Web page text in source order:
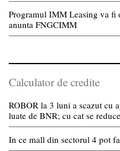
Programul IMM Leasing va fi
anunta FNGCIMM
Calculator de credite
ROBOR la 3 luni a scazut cu
luate de BNR; cu cat se
In ce mall din sectorul 4 pot